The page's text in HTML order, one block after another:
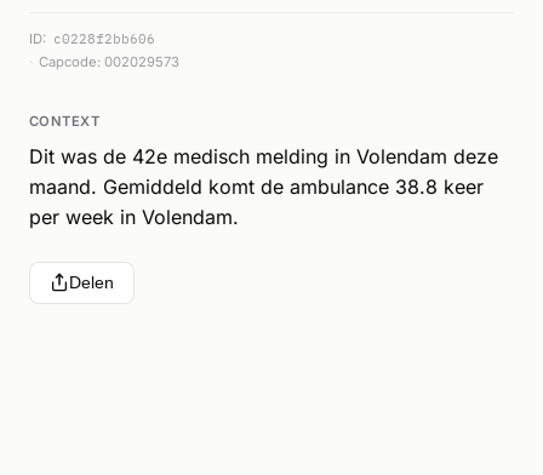
ID: c0228f2bb606
Capcode: 002029573
CONTEXT
Dit was de 42e medisch melding in Volendam deze
maand. Gemiddeld komt de ambulance 38.8 keer
per week in Volendam.
Delen